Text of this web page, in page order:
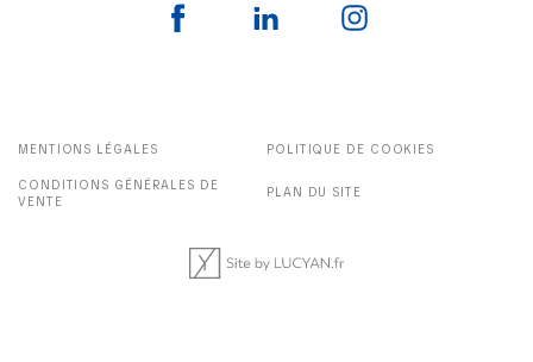
MENTIONS LÉGALES POLITIQUE DE COOKIES
CONDITIONS GÉNÉRALES DE
VENTE
PLAN DU SITE